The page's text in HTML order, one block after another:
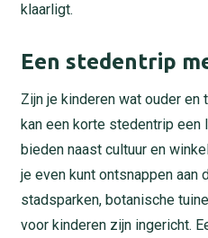
klaarligt.
Een stedentrip
Zijn je kinderen wat ouder en
kan een korte stedentrip
bieden naast cultuur en
je even kunt ontsnappen aan
stadsparken, botanische
voor kinderen zijn ingericht.